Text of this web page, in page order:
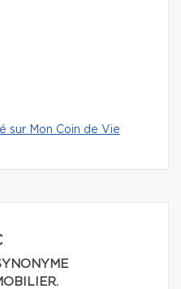
sur Mon Coin de Vie